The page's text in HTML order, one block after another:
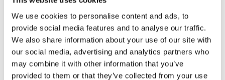
We use cookies to personalise content and ads, to
provide social media features and to analyse our traffic.
We also share information about your use of our site with
our social media, advertising and analytics partners who
may combine it with other information that you’ve
provided to them or that they’ve collected from your use